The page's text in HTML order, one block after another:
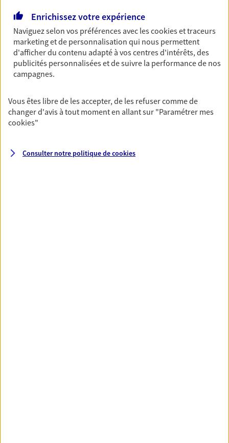
Retraite
Préparez sereinement ce nouveau chapitre de
votre vie avec les conseils d'un expert. Découvrez
notre solution PER (Plan Epargne Retraite)
spécialement conçue pour la retraite.
Découvrir l'offre Retraite
contrat prévoyance. Préservez vos proches en cas
Enrichissez votre expérience
Naviguez selon vos préférences avec lescookies et traceurs
marketing et de personnalisation qui nous permettent
d'afficher du contenu adapté à vos centres d'intérêts, des
publicités personnalisées et de suivre la performance de nos
campagnes.
Vous êtes libre de les accepter, de les refuser comme de
changer d'avis à tout moment en allant sur "Paramétrer mes
cookies"
Consulter notre politique decookies